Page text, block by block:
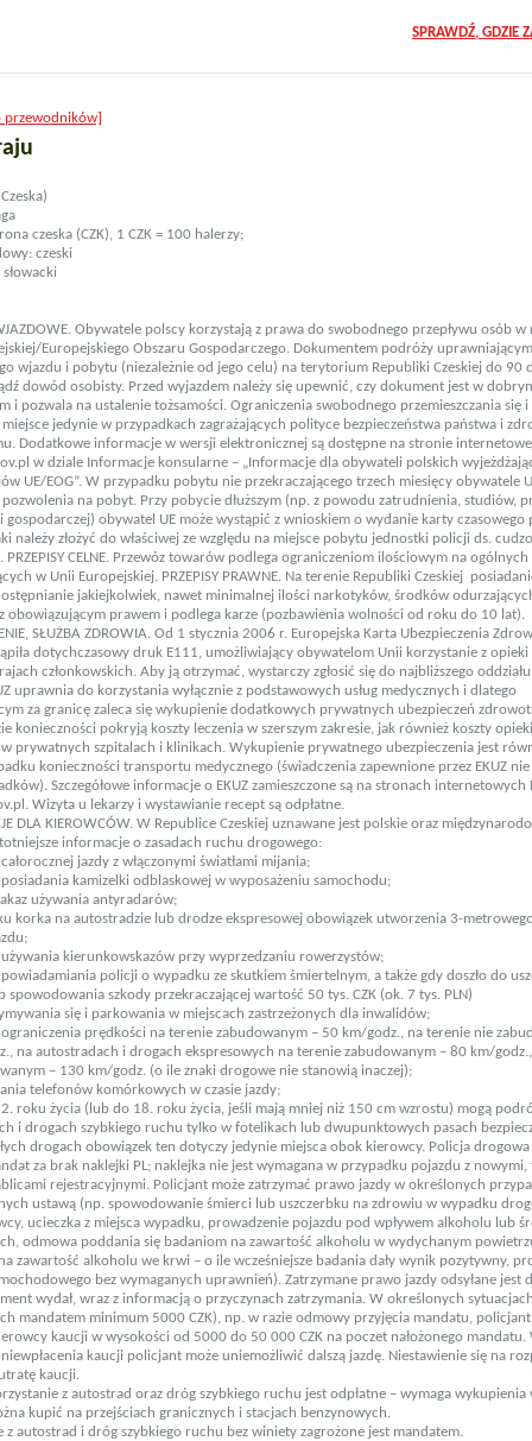
SPRAWDŹ, GDZIE
przewodników]
czeska (CZK), 1 CZK = 100 halerzy;
czeski
Obywatele polscy korzystają z prawa do swobodnego przepływu osób w
Europejskiego Obszaru Gospodarczego. Dokumentem podróży
wjazdu i pobytu (niezależnie od jego celu) na terytorium Republiki Czeskiej do 90
dowód osobisty. Przed wyjazdem należy się upewnić, czy dokument jest w
i pozwala na ustalenie tożsamości. Ograniczenia swobodnego przemieszczania się
jedynie w przypadkach zagrażających polityce bezpieczeństwa państwa i
Dodatkowe informacje w wersji elektronicznej są dostępne na stronie
w dziale Informacje konsularne – „Informacje dla obywateli polskich
UE/EOG”. W przypadku pobytu nie przekraczającego trzech miesięcy obywatele
na pobyt. Przy pobycie dłuższym (np. z powodu zatrudnienia, studiów,
gospodarczej) obywatel UE może wystąpić z wnioskiem o wydanie karty czasowego
należy złożyć do właściwej ze względu na miejsce pobytu jednostki policji ds.
PRZEPISY CELNE. Przewóz towarów podlega ograniczeniom ilościowym na ogólnych
w Unii Europejskiej. PRZEPISY PRAWNE. Na terenie Republiki Czeskiej
jakiejkolwiek, nawet minimalnej ilości narkotyków, środków
obowiązującym prawem i podlega karze (pozbawienia wolności od roku do 10 lat).
SŁUŻBA ZDROWIA. Od 1 stycznia 2006 r. Europejska Karta Ubezpieczenia
dotychczasowy druk E111, umożliwiający obywatelom Unii korzystanie z
członkowskich. Aby ją otrzymać, wystarczy zgłosić się do najbliższego oddziału
uprawnia do korzystania wyłącznie z podstawowych usług medycznych i dlatego
za granicę zaleca się wykupienie dodatkowych prywatnych ubezpieczeń
konieczności pokryją koszty leczenia w szerszym zakresie, jak również koszty opieki
prywatnych szpitalach i klinikach. Wykupienie prywatnego ubezpieczenia jest
konieczności transportu medycznego (świadczenia zapewnione przez EKUZ
Szczegółowe informacje o EKUZ zamieszczone są na stronach internetowych
Wizyta u lekarzy i wystawianie recept są odpłatne.
DLA KIEROWCÓW. W Republice Czeskiej uznawane jest polskie oraz
informacje o zasadach ruchu drogowego:
jazdy z włączonymi światłami mijania;
kamizelki odblaskowej w wyposażeniu samochodu;
używania antyradarów;
korka na autostradzie lub drodze ekspresowej obowiązek utworzenia 3-
kierunkowskazów przy wyprzedzaniu rowerzystów;
policji o wypadku ze skutkiem śmiertelnym, a także gdy doszło do
spowodowania szkody przekraczającej wartość 50 tys. CZK (ok. 7 tys. PLN)
się i parkowania w miejscach zastrzeżonych dla inwalidów;
prędkości na terenie zabudowanym – 50 km/godz., na terenie nie
na autostradach i drogach ekspresowych na terenie zabudowanym – 80 km/
– 130 km/godz. (o ile znaki drogowe nie stanowią inaczej);
telefonów komórkowych w czasie jazdy;
roku życia (lub do 18. roku życia, jeśli mają mniej niż 150 cm wzrostu) mogą
i drogach szybkiego ruchu tylko w fotelikach lub dwu­punktowych pasach
drogach obowiązek ten dotyczy jedynie miejsca obok kierowcy. Policja drogowa
za brak naklejki PL; naklejka nie jest wymagana w przypadku pojazdu z nowymi,
rejestracyjnymi. Policjant może zatrzymać prawo jazdy w określonych
ustawą (np. spowodowanie śmierci lub uszczerbku na zdrowiu w wypadku
ucieczka z miejsca wypadku, prowadzenie pojazdu pod wpływem alkoholu lub
odmowa poddania się badaniom na zawartość alkoholu w wydychanym
zawartość alkoholu we krwi – o ile wcześniejsze badania dały wynik pozytywny,
bez wymaganych uprawnień). Zatrzymane prawo jazdy odsyłane jest
wydał, wraz z informacją o przyczynach zatrzymania. W określonych
mandatem minimum 5000 CZK), np. w razie odmowy przyjęcia mandatu,
kaucji w wysokości od 5000 do 50 000 CZK na poczet nałożonego mandatu.
kaucji policjant może uniemożliwić dalszą jazdę. Niestawienie się na
kaucji.
z autostrad oraz dróg szybkiego ruchu jest odpłatne – wymaga wykupienia
kupić na przejściach granicznych i stacjach benzynowych.
z autostrad i dróg szybkiego ruchu bez winiety zagrożone jest mandatem.